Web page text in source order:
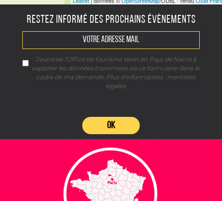
RESTEZ INFORMÉ DES PROCHAINS ÉVÈNEMENTS
J'autorise l'Office de tourisme Vexin en Pays de Nacre à
exploiter les données transmises via ce formulaire dans le
cadre de ma demande. Plus d'informations : mentions
légales
OK